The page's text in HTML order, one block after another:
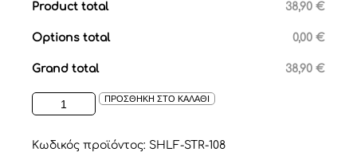
Product total 38,90 €
Options total 0,00 €
Grand total 38,90 €
ΡΑΦΑΚΙ
ΣΕ
ΑΣΤΕΡΙ
ΠΡΟΣΘΗΚΗ ΣΤΟ ΚΑΛΑΘΙ
Κωδικός προϊόντος: SHLF-STR-108